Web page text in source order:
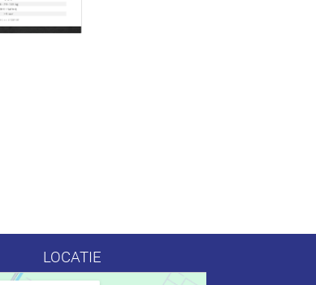
LOCATIE